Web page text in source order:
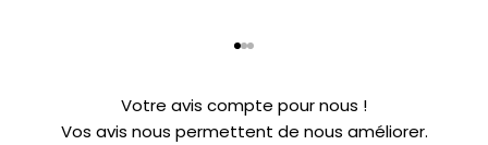
Votre avis compte pour nous !
Vos avis nous permettent de nous améliorer.